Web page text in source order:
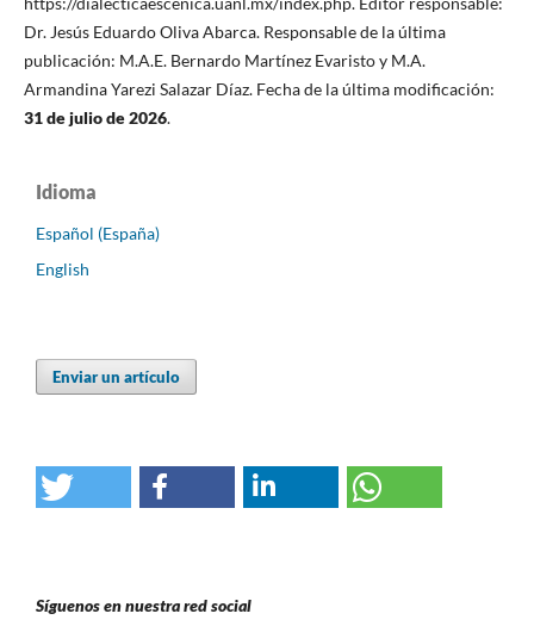
Dr. Jesús Eduardo Oliva Abarca. Responsable de la última
publicación: M.A.E. Bernardo Martínez Evaristo y M.A.
Armandina Yarezi Salazar Díaz. Fecha de la última modificación:
31 de julio de 2026.
Idioma
Español (España)
English
Enviar un artículo
Síguenos en nuestra red social